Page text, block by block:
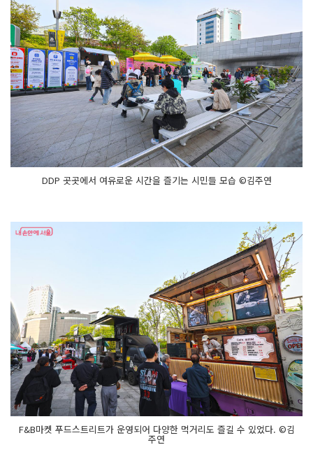
DDP 곳곳에서 여유로운 시간을 즐기는 시민들 모습 ©김주연
F&B마켓 푸드스트리트가 운영되어 다양한 먹거리도 즐길 수 있었다. ©김
주연